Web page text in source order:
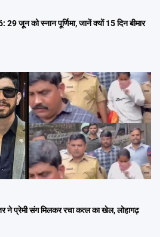
को स्नान पूर्णिमा, जानें क्यों 15 दिन बीमार
प्रेमी संग मिलकर रचा कत्ल का खेल, लोहागढ़